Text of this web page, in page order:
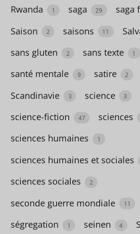
Cameroun
1
Canada
3
Caraïbes
3
chat
et
trouve
Rwanda 1 saga 29 saga
Saison 2 saisons 11
sans gluten 2 sans texte 1
santé mentale 9 satire 2
Scandinavie 3 science 3
science-fiction 47 sciences
sciences humaines 1
sciences humaines et sociales
sciences sociales 2
seconde guerre mondiale 11
ségregation 1 seinen 4